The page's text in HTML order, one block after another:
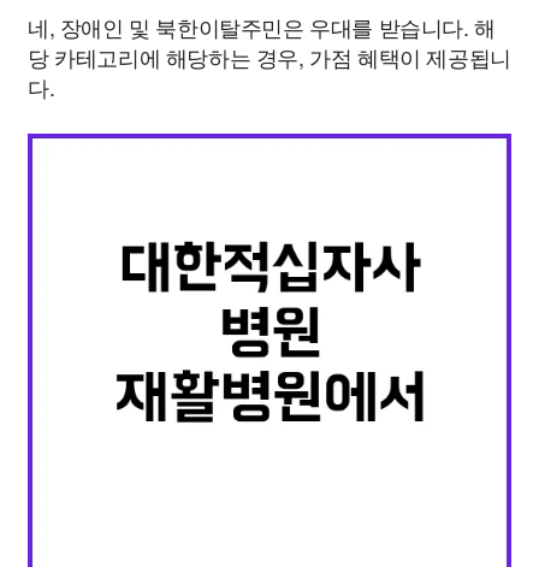
네, 장애인 및 북한이탈주민은 우대를 받습니다. 해
당 카테고리에 해당하는 경우, 가점 혜택이 제공됩니
다.